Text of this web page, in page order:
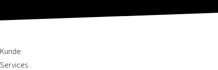
Kunde
Services